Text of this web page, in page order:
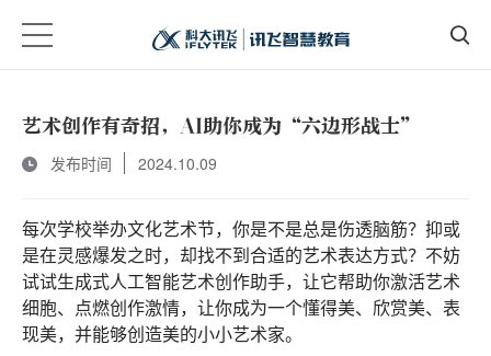
艺术创作有奇招，AI助你成为“六边形战士”
发布时间 2024.10.09
每次学校举办文化艺术节，你是不是总是伤透脑筋？抑或
是在灵感爆发之时，却找不到合适的艺术表达方式？不妨
试试生成式人工智能艺术创作助手，让它帮助你激活艺术
细胞、点燃创作激情，让你成为一个懂得美、欣赏美、表
现美，并能够创造美的小小艺术家。